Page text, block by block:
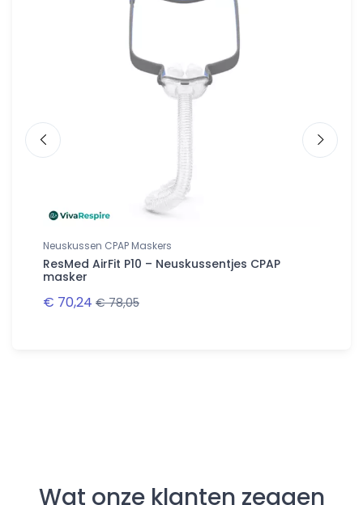
Neuskussen CPAP Maskers
ResMed AirFit P10 – Neuskussentjes CPAP
masker
€ 70,24 € 78,05
Wat onze klanten zeggen